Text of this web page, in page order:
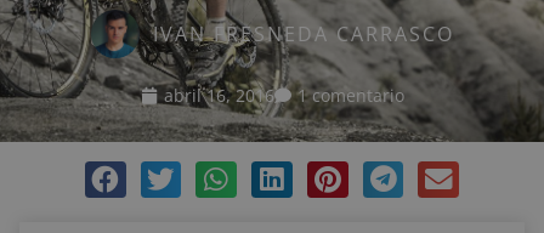
IVAN FRESNEDA CARRASCO
abril 16, 2016 1 comentario